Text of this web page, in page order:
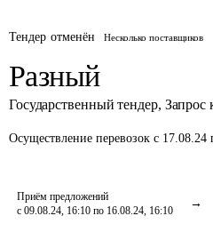
Тендер отменён Несколько поставщиков
Разный
Государственный тендер, Запрос
Осуществление перевозок с 17.08.24
Приём предложений
с 09.08.24, 16:10 по 16.08.24, 16:10